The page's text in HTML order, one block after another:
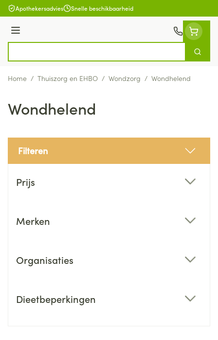
Ga naar de inhoud
Apothekersadvies Snelle beschikbaarheid
Menu
Zoek
Home / Thuiszorg en EHBO / Wondzorg / Wondhelend
Wondhelend
Filteren
Prijs
Merken
Organisaties
Dieetbeperkingen